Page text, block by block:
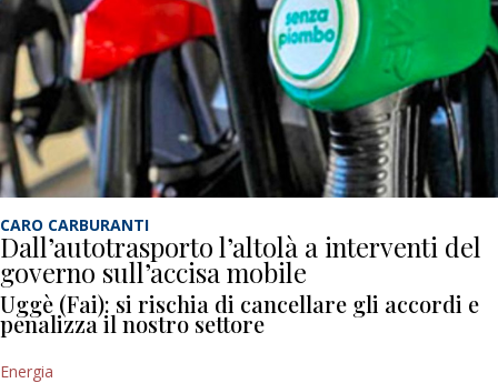
CARO CARBURANTI
Dall’autotrasporto l’altolà a interventi del
governo sull’accisa mobile
Uggè (Fai): si rischia di cancellare gli accordi e
penalizza il nostro settore
Energia